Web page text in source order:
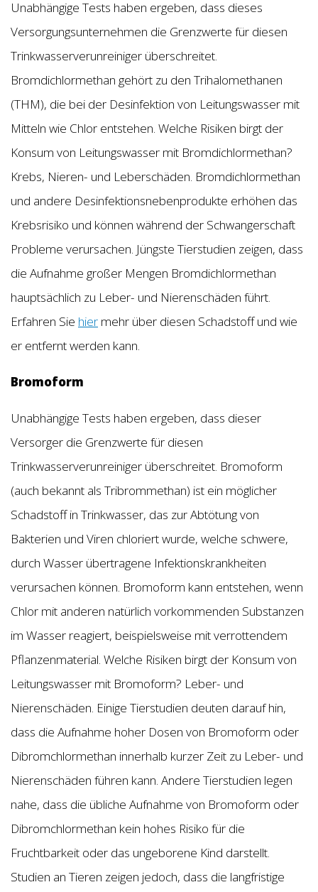
Unabhängige Tests haben ergeben, dass dieses
Versorgungsunternehmen die Grenzwerte für diesen
Trinkwasserverunreiniger überschreitet.
Bromdichlormethan gehört zu den Trihalomethanen
(THM), die bei der Desinfektion von Leitungswasser mit
Mitteln wie Chlor entstehen. Welche Risiken birgt der
Konsum von Leitungswasser mit Bromdichlormethan?
Krebs, Nieren- und Leberschäden. Bromdichlormethan
und andere Desinfektionsnebenprodukte erhöhen das
Krebsrisiko und können während der Schwangerschaft
Probleme verursachen. Jüngste Tierstudien zeigen, dass
die Aufnahme großer Mengen Bromdichlormethan
hauptsächlich zu Leber- und Nierenschäden führt.
Erfahren Sie hier mehr über diesen Schadstoff und wie
er entfernt werden kann.
Bromoform
Unabhängige Tests haben ergeben, dass dieser
Versorger die Grenzwerte für diesen
Trinkwasserverunreiniger überschreitet. Bromoform
(auch bekannt als Tribrommethan) ist ein möglicher
Schadstoff in Trinkwasser, das zur Abtötung von
Bakterien und Viren chloriert wurde, welche schwere,
durch Wasser übertragene Infektionskrankheiten
verursachen können. Bromoform kann entstehen, wenn
Chlor mit anderen natürlich vorkommenden Substanzen
im Wasser reagiert, beispielsweise mit verrottendem
Pflanzenmaterial. Welche Risiken birgt der Konsum von
Leitungswasser mit Bromoform? Leber- und
Nierenschäden. Einige Tierstudien deuten darauf hin,
dass die Aufnahme hoher Dosen von Bromoform oder
Dibromchlormethan innerhalb kurzer Zeit zu Leber- und
Nierenschäden führen kann. Andere Tierstudien legen
nahe, dass die übliche Aufnahme von Bromoform oder
Dibromchlormethan kein hohes Risiko für die
Fruchtbarkeit oder das ungeborene Kind darstellt.
Studien an Tieren zeigen jedoch, dass die langfristige